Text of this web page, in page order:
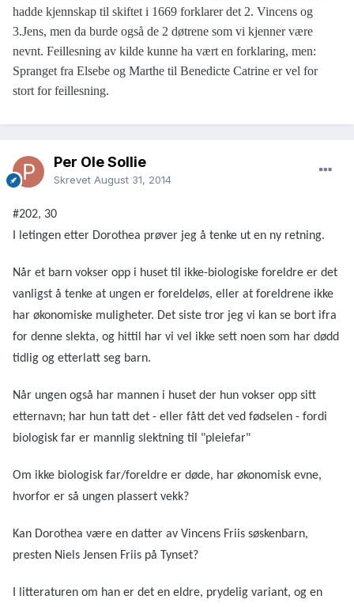
hadde kjennskap til skiftet i 1669 forklarer det 2. Vincens og
3.Jens, men da burde også de 2 døtrene som vi kjenner være
nevnt. Feillesning av kilde kunne ha vært en forklaring, men:
Spranget fra Elsebe og Marthe til Benedicte Catrine er vel for
stort for feillesning.
Per Ole Sollie
Skrevet August 31, 2014
#202, 30
I letingen etter Dorothea prøver jeg å tenke ut en ny retning.
Når et barn vokser opp i huset til ikke-biologiske foreldre er det
vanligst å tenke at ungen er foreldeløs, eller at foreldrene ikke
har økonomiske muligheter. Det siste tror jeg vi kan se bort ifra
for denne slekta, og hittil har vi vel ikke sett noen som har dødd
tidlig og etterlatt seg barn.
Når ungen også har mannen i huset der hun vokser opp sitt
etternavn; har hun tatt det - eller fått det ved fødselen - fordi
biologisk far er mannlig slektning til "pleiefar"
Om ikke biologisk far/foreldre er døde, har økonomisk evne,
hvorfor er så ungen plassert vekk?
Kan Dorothea være en datter av Vincens Friis søskenbarn,
presten Niels Jensen Friis på Tynset?
I litteraturen om han er det en eldre, prydelig variant, og en